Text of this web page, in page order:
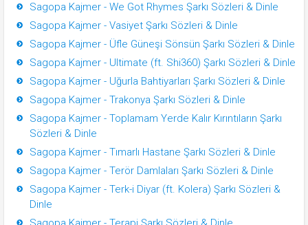
Sagopa Kajmer - We Got Rhymes Şarkı Sözleri & Dinle
Sagopa Kajmer - Vasiyet Şarkı Sözleri & Dinle
Sagopa Kajmer - Üfle Güneşi Sönsün Şarkı Sözleri & Dinle
Sagopa Kajmer - Ultimate (ft. Shi360) Şarkı Sözleri & Dinle
Sagopa Kajmer - Uğurla Bahtiyarları Şarkı Sözleri & Dinle
Sagopa Kajmer - Trakonya Şarkı Sözleri & Dinle
Sagopa Kajmer - Toplamam Yerde Kalır Kırıntıların Şarkı
Sözleri & Dinle
Sagopa Kajmer - Tımarlı Hastane Şarkı Sözleri & Dinle
Sagopa Kajmer - Terör Damlaları Şarkı Sözleri & Dinle
Sagopa Kajmer - Terk-i Diyar (ft. Kolera) Şarkı Sözleri &
Dinle